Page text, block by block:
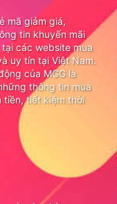
mã giảm giá,
tin khuyến mãi
các website mua
uy tín tại Việt Nam.
của MGG là
thông tin mua
tiền, tiết kiệm thời